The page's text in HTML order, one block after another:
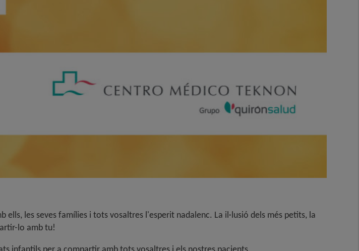
les seves famílies i tots vosaltres l'esperit nadalenc. La il·lusió dels més petits, la
lo amb tu!